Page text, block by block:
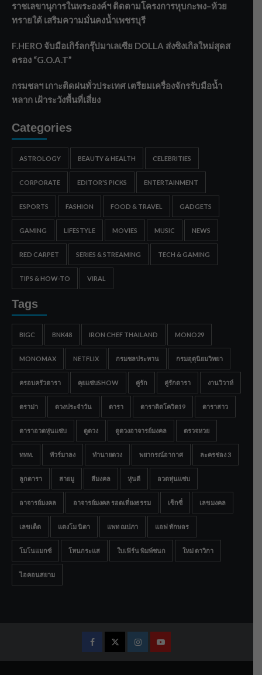
ราชเลขานุการในพระองค์ฯ ติดตามโครงการหุบกะพง–ห้วย
ทรายใต้ เสริมความมั่นคงน้ำเพชรบุรี
F.HERO จับมือเกิร์ลกรุ๊ปมาเลเซีย DOLLA ส่งซิงเกิลใหม่สุดส
ตรอง “G.O.A.T”
กรมชลฯ เกาะติดฝนทั่วประเทศ เตรียมเครื่องจักรรับมือน้ำ
หลาก เฝ้าระวังพื้นที่เสี่ยง
Categories
ASTROLOGY BEAUTY & HEALTH CELEBRITIES
CORPORATE EDITOR'S PICKS ENTERTAINMENT
ESPORTS FASHION FOOD & TRAVEL GADGETS
GAMING LIFESTYLE MOVIES MUSIC NEWS
RED CARPET SERIES & STREAMING TECH & GAMING
TIPS & HOW-TO VIRAL
Tags
BIGC BNK48 IRON CHEF THAILAND MONO29
MONOMAX NETFLIX กรมชลประทาน กรมอุตุนิยมวิทยา
ครอบครัวดารา คุยแซ่บSHOW คู่รัก คู่รักดารา งานวิวาห์
ดราม่า ดวงประจำวัน ดารา ดาราติดโควิด19 ดาราสาว
ดาราอวดหุ่นแซ่บ ดูดวง ดูดวงอาจารย์มงคล ตรวจหวย
ททท. ทัวร์มาลง ทำนายดวง พยากรณ์อากาศ ละครช่อง 3
ลูกดารา สายมู สีมงคล หุ่นดี อวดหุ่นแซ่บ
อาจารย์มงคล อาจารย์มงคล รอดเที่ยงธรรม เซ็กซี่ เลขมงคล
เลขเด็ด แตงโม นิดา แพท ณปภา แอฟ ทักษอร
โมโนแมกซ์ โหนกระแส ใบเฟิร์น พิมพ์ชนก ใหม่ ดาวิกา
ไอคอนสยาม
FacebookTwitterInstagramYoutube